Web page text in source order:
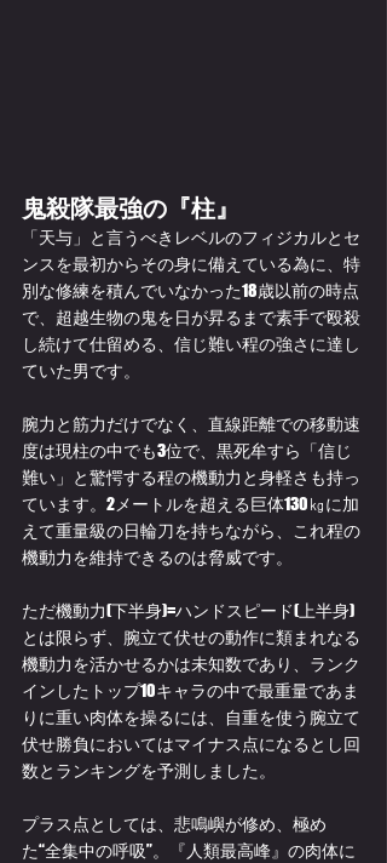
鬼殺隊最強の『柱』
「天与」と言うべきレベルのフィジカルとセ
ンスを最初からその身に備えている為に、特
別な修練を積んでいなかった18歳以前の時点
で、超越生物の鬼を日が昇るまで素手で殴殺
し続けて仕留める、信じ難い程の強さに達し
ていた男です。
腕力と筋力だけでなく、直線距離での移動速
度は現柱の中でも3位で、黒死牟すら「信じ
難い」と驚愕する程の機動力と身軽さも持っ
ています。2メートルを超える巨体130㎏に加
えて重量級の日輪刀を持ちながら、これ程の
機動力を維持できるのは脅威です。
ただ機動力(下半身)=ハンドスピード(上半身)
とは限らず、腕立て伏せの動作に類まれなる
機動力を活かせるかは未知数であり、ランク
インしたトップ10キャラの中で最重量であま
りに重い肉体を操るには、自重を使う腕立て
伏せ勝負においてはマイナス点になるとし回
数とランキングを予測しました。
プラス点としては、悲鳴嶼が修め、極め
た“全集中の呼吸”。『人類最高峰』の肉体に